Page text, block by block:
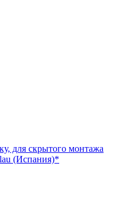
для скрытого монтажа
(Испания)*